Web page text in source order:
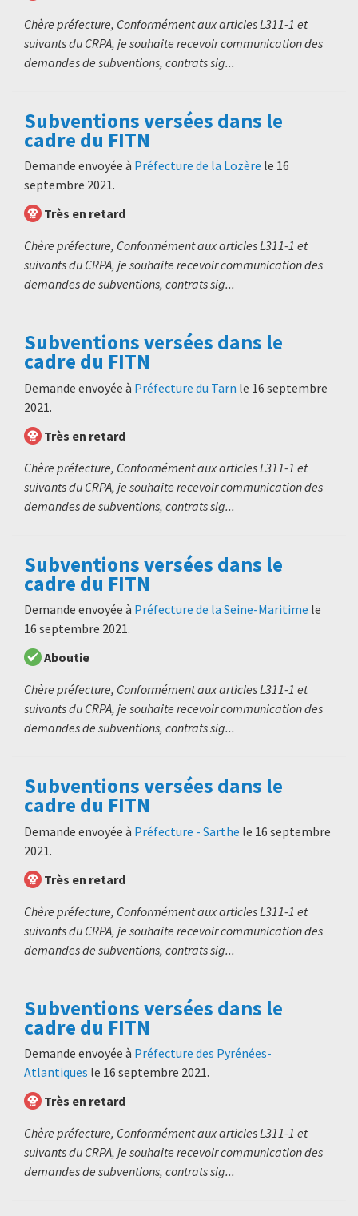
Chère préfecture, Conformément aux articles L311-1 et
suivants du CRPA, je souhaite recevoir communication des
demandes de subventions, contrats sig...
Subventions versées dans le
cadre du FITN
Demande envoyée à Préfecture de la Lozère le 16
septembre 2021.
Très en retard
Chère préfecture, Conformément aux articles L311-1 et
suivants du CRPA, je souhaite recevoir communication des
demandes de subventions, contrats sig...
Subventions versées dans le
cadre du FITN
Demande envoyée à Préfecture du Tarn le 16 septembre
2021.
Très en retard
Chère préfecture, Conformément aux articles L311-1 et
suivants du CRPA, je souhaite recevoir communication des
demandes de subventions, contrats sig...
Subventions versées dans le
cadre du FITN
Demande envoyée à Préfecture de la Seine-Maritime le
16 septembre 2021.
Aboutie
Chère préfecture, Conformément aux articles L311-1 et
suivants du CRPA, je souhaite recevoir communication des
demandes de subventions, contrats sig...
Subventions versées dans le
cadre du FITN
Demande envoyée à Préfecture - Sarthe le 16 septembre
2021.
Très en retard
Chère préfecture, Conformément aux articles L311-1 et
suivants du CRPA, je souhaite recevoir communication des
demandes de subventions, contrats sig...
Subventions versées dans le
cadre du FITN
Demande envoyée à Préfecture des Pyrénées-
Atlantiques le 16 septembre 2021.
Très en retard
Chère préfecture, Conformément aux articles L311-1 et
suivants du CRPA, je souhaite recevoir communication des
demandes de subventions, contrats sig...